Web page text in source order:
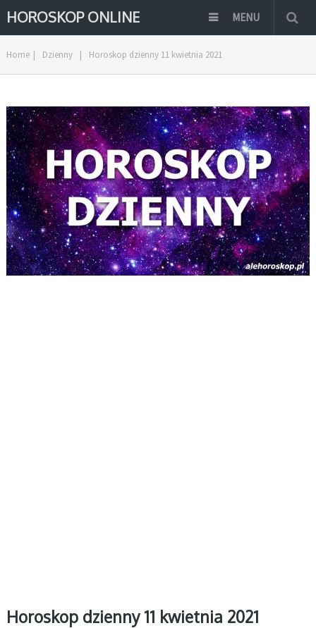
HOROSKOP ONLINE MENU
Home | Dzienny | Horoskop dzienny 11 kwietnia 2021
Horoskop dzienny 11 kwietnia 2021